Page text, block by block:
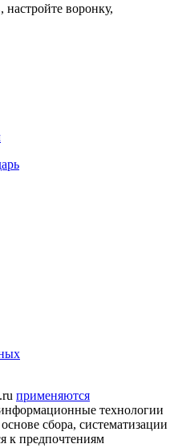
настройте воронку,
применяются
технологии
сбора, систематизации
к предпочтениям